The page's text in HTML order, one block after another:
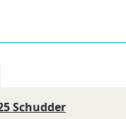
Schudder